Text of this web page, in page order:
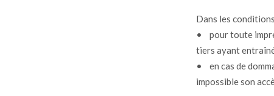
Dans les
• pour toute
tiers ayant
• en cas de
impossible son